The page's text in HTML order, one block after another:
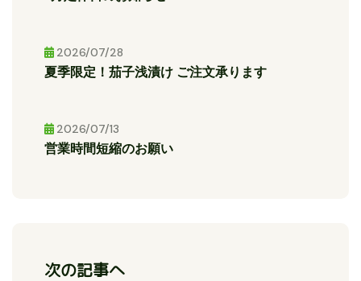
2026/07/28
夏季限定！茄子浅漬け ご注文承ります
2026/07/13
営業時間短縮のお願い
次の記事へ